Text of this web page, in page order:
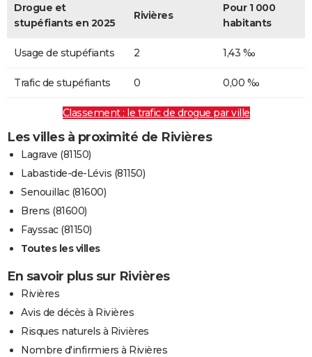
Drogue et
stupéfiants en 2025
Rivières
Pour 1 000
habitants
Usage de stupéfiants 2 1,43 ‰
Trafic de stupéfiants 0 0,00 ‰
Classement : le trafic de drogue par ville
Les villes à proximité de Rivières
Lagrave (81150)
Labastide-de-Lévis (81150)
Senouillac (81600)
Brens (81600)
Fayssac (81150)
Toutes les villes
En savoir plus sur Rivières
Rivières
Avis de décès à Rivières
Risques naturels à Rivières
Nombre d'infirmiers à Rivières